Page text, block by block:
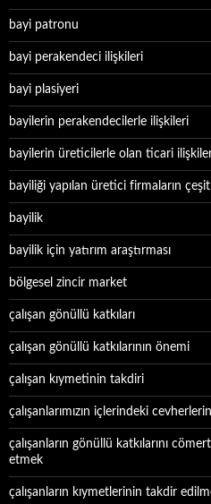
bayi patronu
bayi perakendeci ilişkileri
bayi plasiyeri
bayilerin perakendecilerle ilişkileri
bayilerin üreticilerle olan ticari
bayiliği yapılan üretici firmaların
bayilik
bayilik için yatırım araştırması
bölgesel zincir market
çalışan gönüllü katkıları
çalışan gönüllü katkılarının önemi
çalışan kıymetinin takdiri
çalışanlarımızın içlerindeki
çalışanların gönüllü katkılarını
etmek
çalışanların kıymetlerinin takdir